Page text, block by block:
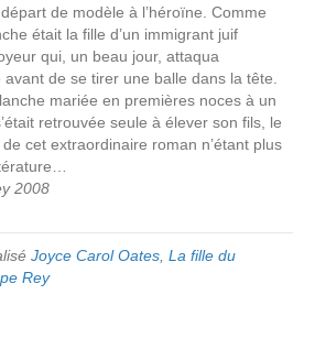
de modèle à l’héroïne. Comme
était la fille d’un immigrant juif
qui, un beau jour, attaqua
de se tirer une balle dans la tête.
mariée en premières noces à un
retrouvée seule à élever son fils, le
cet extraordinaire roman n’étant plus
2008
Joyce Carol Oates La fille du
Rey